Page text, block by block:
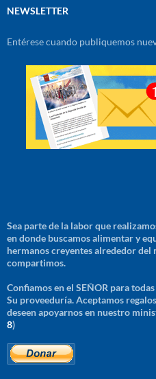
NEWSLETTER
Entérese cuando publiquemos
Sea parte de la labor que
en donde buscamos alimentar y
hermanos creyentes alrededor del
compartimos.
Confiamos en el SEÑOR para
Su proveeduría. Aceptamos
deseen apoyarnos en nuestro
8)